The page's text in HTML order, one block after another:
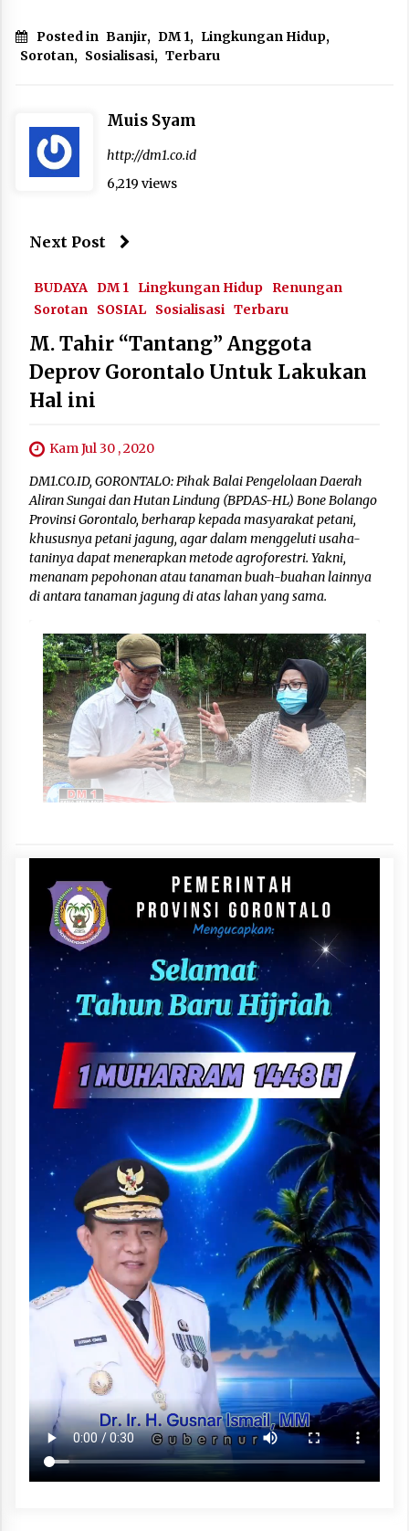
Posted in Banjir, DM 1, Lingkungan Hidup,
Sorotan, Sosialisasi, Terbaru
Muis Syam
http://dm1.co.id
6,219 views
Next Post
BUDAYA DM 1 Lingkungan Hidup
Renungan
Sorotan
SOSIAL Sosialisasi Terbaru
M. Tahir “Tantang” Anggota
Deprov Gorontalo Untuk Lakukan
Hal ini
Kam Jul 30 , 2020
DM1.CO.ID, GORONTALO: Pihak Balai Pengelolaan Daerah
Aliran Sungai dan Hutan Lindung (BPDAS-HL) Bone Bolango
Provinsi Gorontalo, berharap kepada masyarakat petani,
khususnya petani jagung, agar dalam menggeluti usaha-
taninya dapat menerapkan metode agroforestri. Yakni,
menanam pepohonan atau tanaman buah-buahan lainnya
di antara tanaman jagung di atas lahan yang sama.